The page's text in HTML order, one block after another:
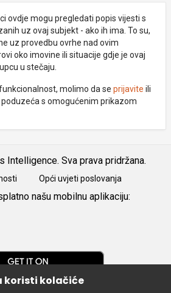
ovdje mogu pregledati popis vijesti s
uz ovaj subjekt - ako ih ima. To su,
uz provedbu ovrhe nad ovim
oko imovine ili situacije gdje je ovaj
u stečaju.
molimo da se prijavite ili
poduzeća s omogućenim prikazom
Sva prava pridržana.
Opći uvjeti poslovanja
našu mobilnu aplikaciju:
koristi kolačiće